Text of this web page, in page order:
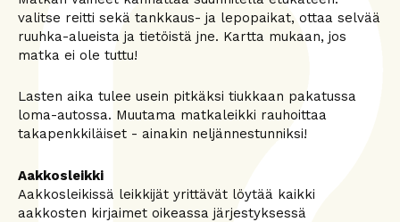
valitse reitti sekä tankkaus- ja lepopaikat, ottaa selvää
ruuhka-alueista ja tietöistä jne. Kartta mukaan, jos
matka ei ole tuttu!
Lasten aika tulee usein pitkäksi tiukkaan pakatussa
loma-autossa. Muutama matkaleikki rauhoittaa
takapenkkiläiset - ainakin neljännestunniksi!
Aakkosleikki
Aakkosleikissä leikkijät yrittävät löytää kaikki
aakkosten kirjaimet oikeassa järjestyksessä